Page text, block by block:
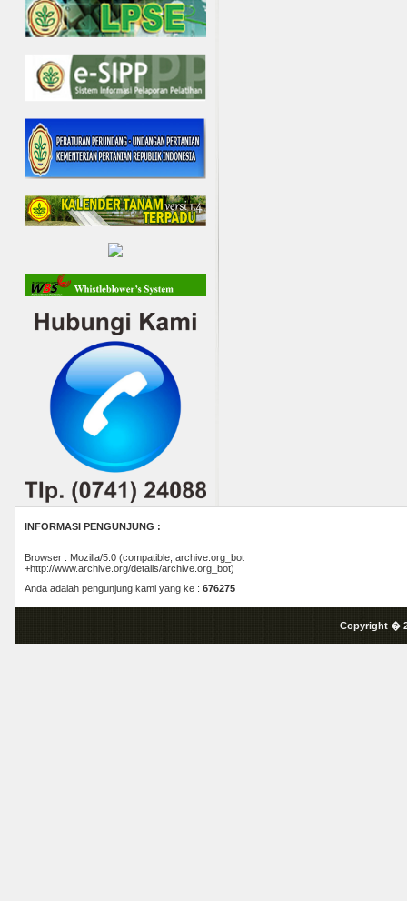
INFORMASI PENGUNJUNG :
Browser : Mozilla/5.0 (compatible; archive.org_bot
+http://www.archive.org/details/archive.org_bot)
Anda adalah pengunjung kami yang ke : 676275
Copyright �